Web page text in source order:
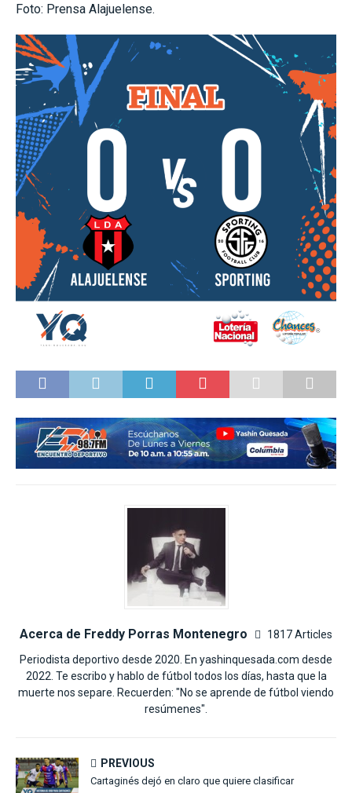
Foto: Prensa Alajuelense.
Acerca de Freddy Porras Montenegro
1817 Articles
Periodista deportivo desde 2020. En yashinquesada.com desde
2022. Te escribo y hablo de fútbol todos los días, hasta que la
muerte nos separe. Recuerden: "No se aprende de fútbol viendo
resúmenes".
PREVIOUS
Cartaginés dejó en claro que quiere clasificar